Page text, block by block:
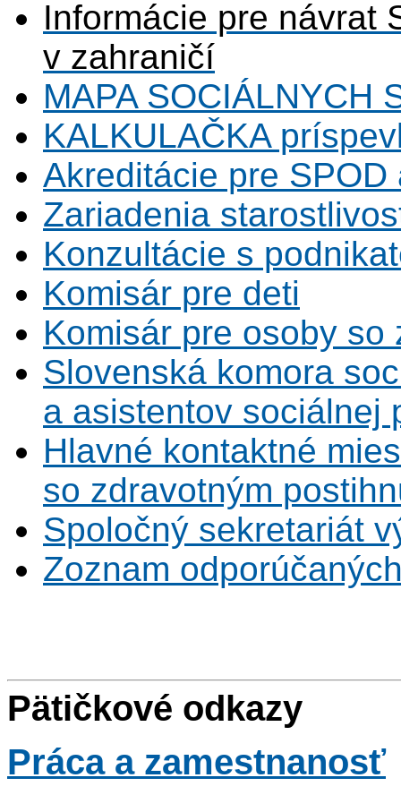
Informácie pre návrat
v zahraničí
MAPA SOCIÁLNYCH
KALKULAČKA
Akreditácie pre
Zariadenia
Konzultácie s
Komisár pre deti
Komisár pre osoby
Slovenská komora
a asistentov sociálnej
Hlavné kontaktné
so zdravotným
Spoločný sekretariát
Zoznam
Pätičkové odkazy
Prácaa zamestnanosť